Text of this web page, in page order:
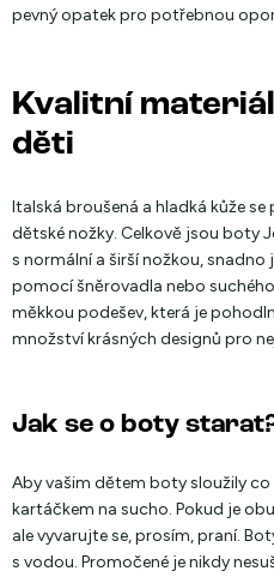
pevný opatek pro potřebnou
Kvalitní
děti
Italská broušená a hladká kůže
dětské nožky. Celkově jsou boty
s normální a širší nožkou,
pomocí šněrovadla nebo
měkkou podešev, která je
množství krásných designů pro
Jak se o boty
Aby vašim dětem boty sloužily
kartáčkem na sucho. Pokud je
ale vyvarujte se, prosím, praní.
s vodou. Promočené je nikdy